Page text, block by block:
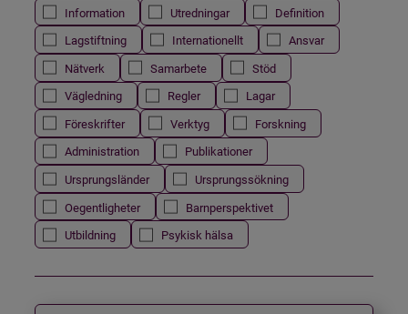
Information Utredningar
Definition
Lagstiftning
Internationellt
Ansvar
Nätverk
Samarbete
Stöd
Vägledning
Regler
Lagar
Föreskrifter
Verktyg
Forskning
Administration
Publikationer
Ursprungsländer
Ursprungssökning
Oegentligheter
Barnperspektivet
Utbildning
Psykisk hälsa